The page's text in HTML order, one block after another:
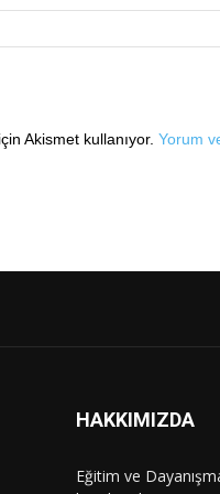
Akismet kullanıyor. Yorum
HAKKIMIZDA
Eğitim ve